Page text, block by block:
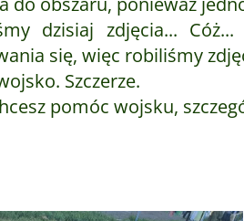
dzisiaj zdjęcia...
się, więc robiliśmy
Szczerze.
pomóc wojsku,